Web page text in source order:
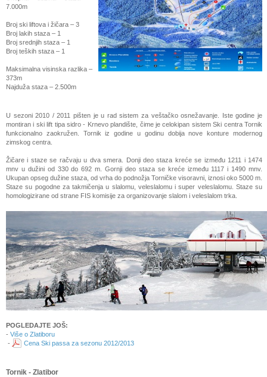
7.000m
Broj ski liftova i žičara – 3
Broj lakih staza – 1
Broj srednjih staza – 1
Broj teških staza – 1
Maksimalna visinska razlika –
373m
Najduža staza – 2.500m
U sezoni 2010 / 2011 pišten je u rad sistem za veštačko osnežavanje. Iste godine je
montiran i ski lift tipa sidro - Krnevo plandište, čime je celokipan sistem Ski centra Tornik
funkcionalno zaokružen. Tornik iz godine u godinu dobija nove konture modernog
zimskog centra.
Žičare i staze se račvaju u dva smera. Donji deo staza kreće se između 1211 i 1474
mnv u dužini od 330 do 692 m. Gornji deo staza se kreće između 1117 i 1490 mnv.
Ukupan opseg dužine staza, od vrha do podnožja Torničke visoravni, iznosi oko 5000 m.
Staze su pogodne za takmičenja u slalomu, veleslalomu i super veleslalomu. Staze su
homologizirane od strane FIS komisije za organizovanje slalom i veleslalom trka.
POGLEDAJTE JOŠ:
- Više o Zlatiboru
-
Cena Ski passa za sezonu 2012/2013
Tornik - Zlatibor